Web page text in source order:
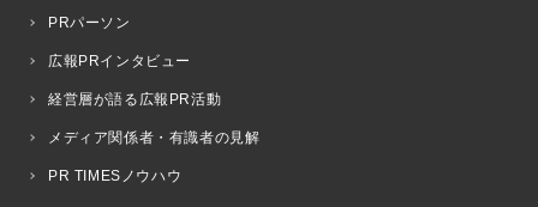
PRパーソン
広報PRインタビュー
経営層が語る広報PR活動
メディア関係者・有識者の見解
PR TIMESノウハウ